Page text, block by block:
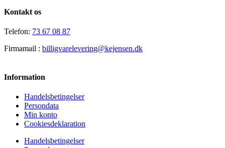
Kontakt os
Telefon: 73 67 08 87
Firmamail : billigvarelevering@kejensen.dk
Information
Handelsbetingelser
Persondata
Min konto
Cookiesdeklaration
Handelsbetingelser